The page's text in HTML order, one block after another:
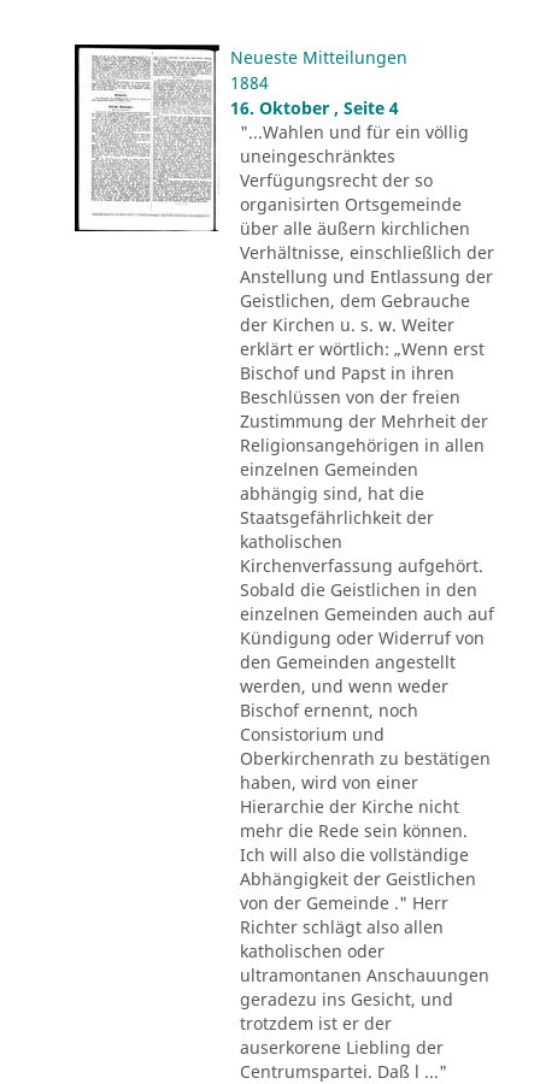
Neueste Mitteilungen
1884
16. Oktober , Seite 4
"...Wahlen und für ein völlig
uneingeschränktes
Verfügungsrecht der so
organisirten Ortsgemeinde
über alle äußern kirchlichen
Verhältnisse, einschließlich der
Anstellung und Entlassung der
Geistlichen, dem Gebrauche
der Kirchen u. s. w. Weiter
erklärt er wörtlich: „Wenn erst
Bischof und Papst in ihren
Beschlüssen von der freien
Zustimmung der Mehrheit der
Religionsangehörigen in allen
einzelnen Gemeinden
abhängig sind, hat die
Staatsgefährlichkeit der
katholischen
Kirchenverfassung aufgehört.
Sobald die Geistlichen in den
einzelnen Gemeinden auch auf
Kündigung oder Widerruf von
den Gemeinden angestellt
werden, und wenn weder
Bischof ernennt, noch
Consistorium und
Oberkirchenrath zu bestätigen
haben, wird von einer
Hierarchie der Kirche nicht
mehr die Rede sein können.
Ich will also die vollständige
Abhängigkeit der Geistlichen
von der Gemeinde ." Herr
Richter schlägt also allen
katholischen oder
ultramontanen Anschauungen
geradezu ins Gesicht, und
trotzdem ist er der
auserkorene Liebling der
Centrumspartei. Daß l ..."